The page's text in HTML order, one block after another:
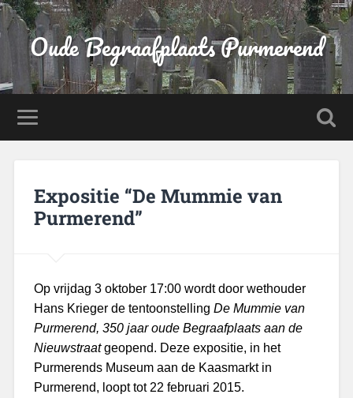
Oude Begraafplaats Purmerend
Expositie “De Mummie van
Purmerend”
Op vrijdag 3 oktober 17:00 wordt door wethouder
Hans Krieger de tentoonstelling De Mummie van
Purmerend, 350 jaar oude Begraafplaats aan de
Nieuwstraatgeopend. Deze expositie, in het
Purmerends Museum aan de Kaasmarkt in
Purmerend, loopt tot 22 februari 2015.